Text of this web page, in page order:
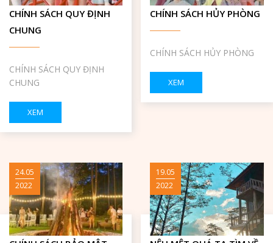
CHÍNH SÁCH QUY ĐỊNH
CHUNG
CHÍNH SÁCH QUY ĐỊNH
CHUNG
XEM
CHÍNH SÁCH HỦY PHÒNG
CHÍNH SÁCH HỦY PHÒNG
XEM
24.05
2022
19.05
2022